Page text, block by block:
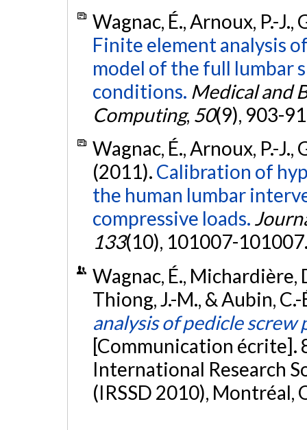
Wagnac, É., Arnoux, P.-J.,
Finite element analysis
model of the full lumbar
conditions. Medical and
Computing, 50(9), 903-
Wagnac, É., Arnoux, P.-J.,
(2011). Calibration of
the human lumbar
compressive loads.
133(10), 101007-
Wagnac, É., Michardière,
Thiong, J.-M., & Aubin,
analysis of pedicle
[Communication écrite].
International Research
(IRSSD 2010), Montréal,